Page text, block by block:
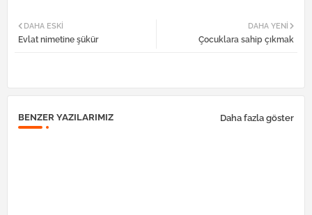
DAHA YENI
Çocuklara sahip çıkmak
DAHA ESKI
Evlat nimetine şükür
BENZER YAZILARIMIZ Daha fazla göster